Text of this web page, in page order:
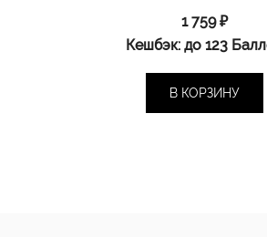
1 759₽
Кешбэк: до 123
В КОРЗИНУ